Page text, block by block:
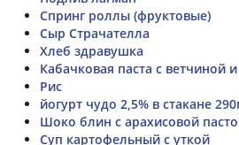
Спринг роллы (фруктовые)
Сыр Страчателла
Хлеб здравушка
Кабачковая паста с ветчиной
Рис
йогурт чудо 2,5% в стакане
Шоко блин с арахисовой
Суп картофельный с уткой